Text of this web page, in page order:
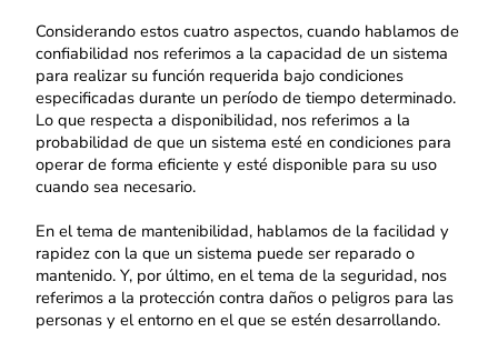
Considerando estos cuatro aspectos, cuando hablamos de
confiabilidad nos referimos a la capacidad de un sistema
para realizar su función requerida bajo condiciones
especificadas durante un período de tiempo determinado.
Lo que respecta a disponibilidad, nos referimos a la
probabilidad de que un sistema esté en condiciones para
operar de forma eficiente y esté disponible para su uso
cuando sea necesario.
En el tema de mantenibilidad, hablamos de la facilidad y
rapidez con la que un sistema puede ser reparado o
mantenido. Y, por último, en el tema de la seguridad, nos
referimos a la protección contra daños o peligros para las
personas y el entorno en el que se estén desarrollando.